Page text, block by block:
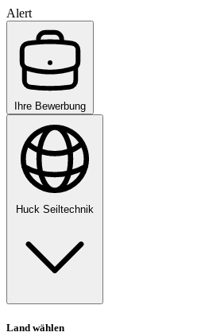
Alert
Ihre Bewerbung
Huck Seiltechnik
Land wählen